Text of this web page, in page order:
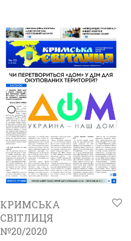
КРИМСЬКА
СВІТЛИЦЯ
№20/2020